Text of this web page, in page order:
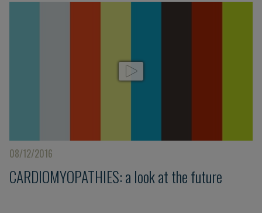
08/12/2016
CARDIOMYOPATHIES: a look at the future